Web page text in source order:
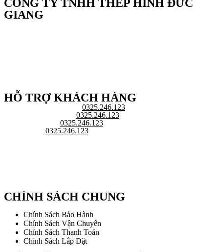
CÔNG TY TNHH THÉP HÌNH ĐỨC
GIANG
HỖ TRỢ KHÁCH HÀNG
0325.246.123
0325.246.123
0325.246.123
0325.246.123
CHÍNH SÁCH CHUNG
Chính Sách Bảo Hành
Chính Sách Vận Chuyển
Chính Sách Thanh Toán
Chính Sách Lắp Đặt